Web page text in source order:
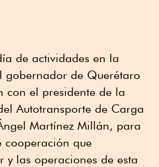
de actividades en la
gobernador de Querétaro
con el presidente de la
Autotransporte de Carga
Martínez Millán, para
cooperación que
y las operaciones de esta